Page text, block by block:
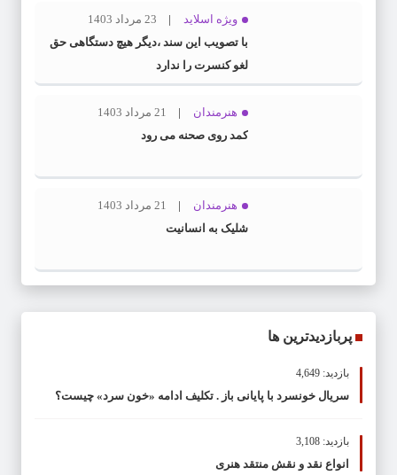
ویژه اسلاید
23 مرداد 1403
با تصویب این سند ،دیگر هیچ دستگاهی حق
لغو کنسرت را ندارد
هنرمندان
21 مرداد 1403
کمد روی صحنه می رود
هنرمندان
21 مرداد 1403
شلیک به انسانیت
پربازدیدترین ها
بازدید: 4,649
سریال خونسرد با پایانی باز . تکلیف ادامه «خون سرد» چیست؟
بازدید: 3,108
انواع نقد و نقش منتقد هنری